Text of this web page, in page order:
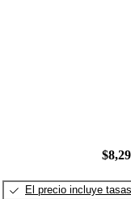
El precio incluye tasas